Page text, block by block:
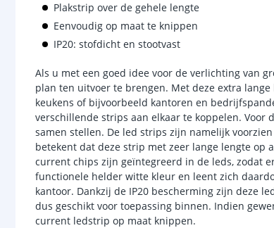
Plakstrip over de gehele lengte
Eenvoudig op maat te knippen
IP20: stofdicht en stootvast
Als u met een goed idee voor de verlichting van
plan ten uitvoer te brengen. Met deze extra
keukens of bijvoorbeeld kantoren en
verschillende strips aan elkaar te koppelen.
samen stellen. De led strips zijn namelijk
betekent dat deze strip met zeer lange lengte op
current chips zijn geïntegreerd in de leds, zodat
functionele helder witte kleur en leent zich
kantoor. Dankzij de IP20 bescherming zijn deze
dus geschikt voor toepassing binnen. Indien
current ledstrip op maat knippen.